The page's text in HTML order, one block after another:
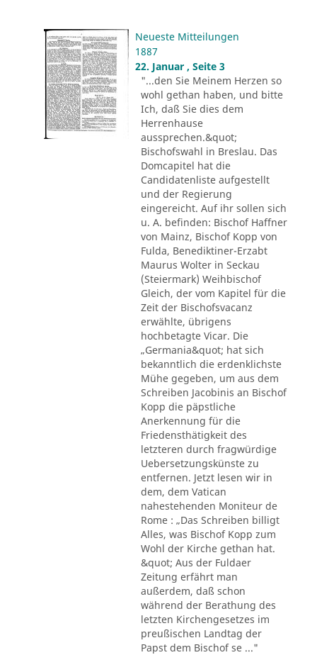
Neueste Mitteilungen
1887
22. Januar , Seite 3
"...den Sie Meinem Herzen so
wohl gethan haben, und bitte
Ich, daß Sie dies dem
Herrenhause
aussprechen.&quot;
Bischofswahl in Breslau. Das
Domcapitel hat die
Candidatenliste aufgestellt
und der Regierung
eingereicht. Auf ihr sollen sich
u. A. befinden: Bischof Haffner
von Mainz, Bischof Kopp von
Fulda, Benediktiner-Erzabt
Maurus Wolter in Seckau
(Steiermark) Weihbischof
Gleich, der vom Kapitel für die
Zeit der Bischofsvacanz
erwählte, übrigens
hochbetagte Vicar. Die
„Germania&quot; hat sich
bekanntlich die erdenklichste
Mühe gegeben, um aus dem
Schreiben Jacobinis an Bischof
Kopp die päpstliche
Anerkennung für die
Friedensthätigkeit des
letzteren durch fragwürdige
Uebersetzungskünste zu
entfernen. Jetzt lesen wir in
dem, dem Vatican
nahestehenden Moniteur de
Rome : „Das Schreiben billigt
Alles, was Bischof Kopp zum
Wohl der Kirche gethan hat.
&quot; Aus der Fuldaer
Zeitung erfährt man
außerdem, daß schon
während der Berathung des
letzten Kirchengesetzes im
preußischen Landtag der
Papst dem Bischof se ..."